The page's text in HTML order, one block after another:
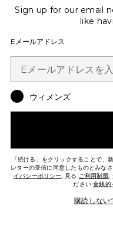
NUDIES ブラシ
$37
Sign up for our email
like
Eメールアドレス
ウィメンズ
「続ける」をクリックすることで
レターの受信に同意したものとみな
イバシーポリシー. 見る ご利用制限.
ださい金銭的
購読しない